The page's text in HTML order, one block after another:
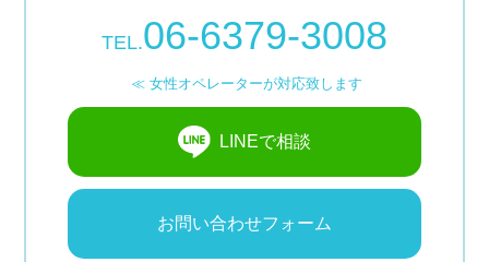
TEL.06-6379-3008
≪ 女性オペレーターが対応致します
LINEで相談
お問い合わせフォーム